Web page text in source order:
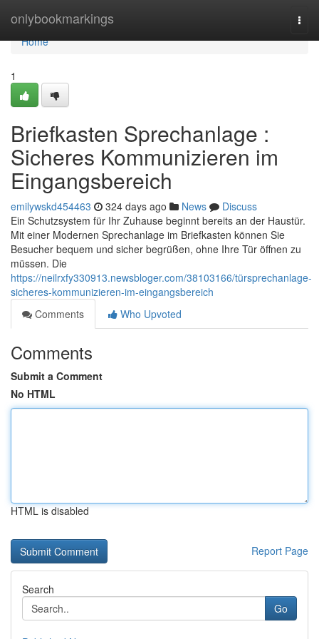
onlybookmarkings
Home
Home
1
Briefkasten Sprechanlage :
Sicheres Kommunizieren im
Eingangsbereich
emilywskd454463 324 days ago News
Discuss
Ein Schutzsystem für Ihr Zuhause beginnt bereits an der Haustür.
Mit einer Modernen Sprechanlage im Briefkasten können Sie
Besucher bequem und sicher begrüßen, ohne Ihre Tür öffnen zu
müssen. Die
https://neilrxfy330913.newsbloger.com/38103166/türsprechanlage-
sicheres-kommunizieren-im-eingangsbereich
Comments
Who Upvoted
Comments
Submit a Comment
No HTML
HTML is disabled
Report Page
Search
Go